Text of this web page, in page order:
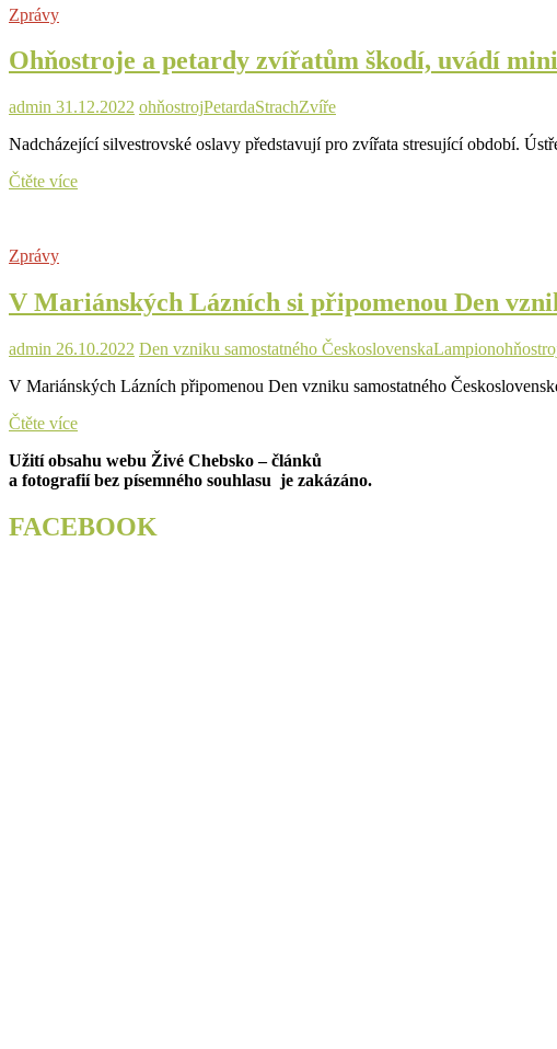
je
na
jaro
je
nápad
nesmírně
hloupý
Zprávy
Ohňostroje a petardy zvířatům škodí, uvádí
admin 31.12.2022 ohňostrojPetardaStrachZvíře
Nadcházející silvestrovské oslavy představují pro zvířata stresující období.
Čtěte víceOhňostroje
ministerstvo
Zprávy
V Mariánských Lázních si připomenou Den
admin 26.10.2022 Den vzniku samostatného ČeskoslovenskaLampion
V Mariánských Lázních připomenou Den vzniku samostatného
Čtěte víceV
Lázních
si
Den
vzniku
Užití obsahu webu Živé Chebsko – článků
a fotografií bez písemného souhlasu je zakázáno.
FACEBOOK